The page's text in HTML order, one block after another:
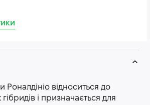
Роналдініо відноситься до
і призначається для